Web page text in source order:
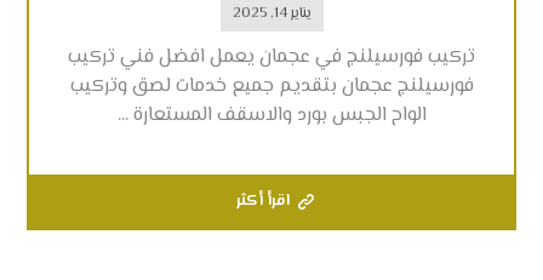
يناير 14, 2025
تركيب فورسيلنج في عجمان يعمل افضل فني تركيب
فورسيلنج عجمان بتقديم جميع خدمات لصق وتركيب
الواح الجبس بورد والاسقف المستعارة ...
اقرأ أكثر